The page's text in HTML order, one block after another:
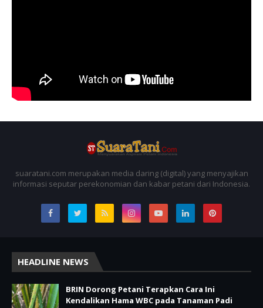
suaratani.com merupakan media daring (digital) yang menyajikan
informasi seputar perekonomian dan kabar petani dari Indonesia.
HEADLINE NEWS
BRIN Dorong Petani Terapkan Cara Ini
Kendalikan Hama WBC pada Tanaman Padi